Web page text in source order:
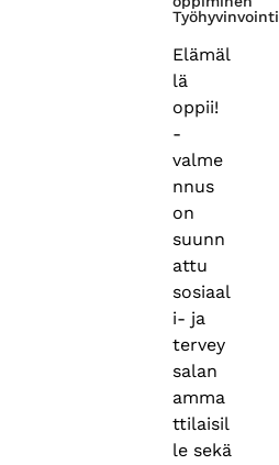
Työhyvinvointi
Elämäl
lä
oppii!
-
valme
nnus
on
suunn
attu
sosiaal
i- ja
tervey
salan
amma
ttilaisil
le sekä